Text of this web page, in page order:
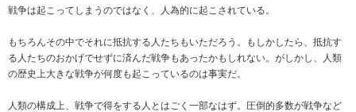
戦争は起こってしまうのではなく、人為的に起こされている。
もちろんその中でそれに抵抗する人たちもいただろう。もしかしたら、抵抗す
る人たちのおかげでせずに済んだ戦争もあったかもしれない。がしかし、人類
の歴史上大きな戦争が何度も起こっているのは事実だ。
人類の構成上、戦争で得をする人とはごく一部なはず。圧倒的多数が戦争など